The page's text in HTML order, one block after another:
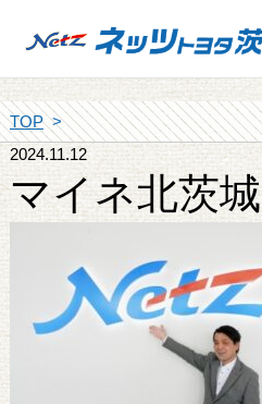
TOP
2024.11.12
マイネ北茨